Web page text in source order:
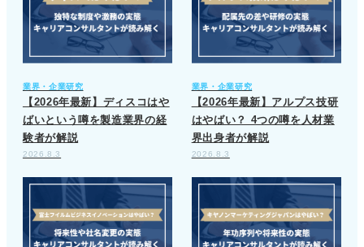
業界・企業研究
【2026年最新】ディスコはや
ばいという噂を製造業界の経
験者が解説
2026.8.3
業界・企業研究
【2026年最新】アルプス技研
はやばい？ 4つの噂を人材業
界出身者が解説
2026.8.3